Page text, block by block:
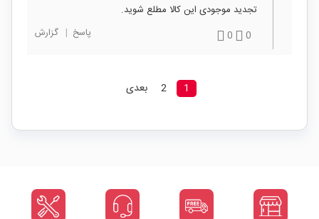
تجدید موجودی این کالا مطلع شوید.
0
0 پاسخ | گزارش
1
2 بعدی